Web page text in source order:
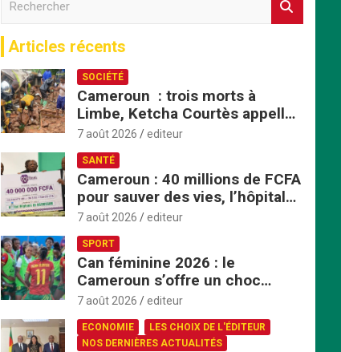
r
c
h
e
Articles récents
SOCIÉTÉ
Cameroun : trois morts à
Limbe, Ketcha Courtès appelle
à un sursaut face aux
inondations
7 août 2026 editeur
SANTÉ
Cameroun : 40 millions de FCFA
pour sauver des vies, l’hôpital
de Bafoussam renforce son
centre d’hémodialyse
7 août 2026 editeur
SPORT
Can féminine 2026 : le
Cameroun s’offre un choc
explosif face au Nigeria en
quart de finale
7 août 2026 editeur
ECONOMIE
LES CHOIX DE L'ÉDITEUR
NOS DERNIÈRES ACTUALITÉS